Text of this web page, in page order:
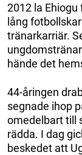
2012 la
lång
tränarkarriär.
hände det
44-åringen
segnade ihop
omedelbart till
rädda. I dag
beskedet att